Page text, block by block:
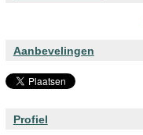
Aanbevelingen
Profiel